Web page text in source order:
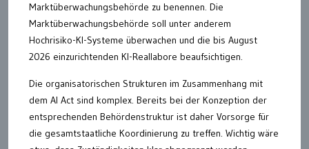
Marktüberwachungsbehörde zu benennen. Die
Marktüberwachungsbehörde soll unter anderem
Hochrisiko-KI-Systeme überwachen und die bis August
2026 einzurichtenden KI-Reallabore beaufsichtigen.
Die organisatorischen Strukturen im Zusammenhang mit
dem AI Act sind komplex. Bereits bei der Konzeption der
entsprechenden Behördenstruktur ist daher Vorsorge für
die gesamtstaatliche Koordinierung zu treffen. Wichtig wäre